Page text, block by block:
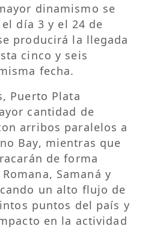
dinamismo se
día 3 y el 24 de
producirá la llegada
cinco y seis
fecha.
Puerto Plata
cantidad de
arribos paralelos a
Bay, mientras que
de forma
Samaná y
un alto flujo de
puntos del país y
en la actividad